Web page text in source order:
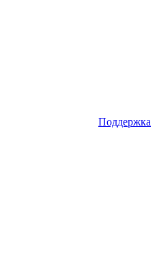
Поддержка